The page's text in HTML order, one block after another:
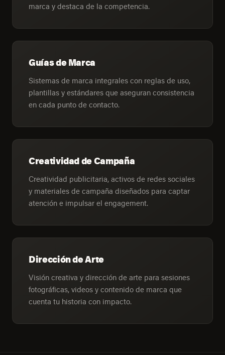
marca y destaca de la competencia.
Guías de Marca
Sistemas de marca integrales con reglas de uso,
plantillas y estándares que aseguran consistencia
en cada punto de contacto.
Creatividad de Campaña
Creatividad publicitaria, activos de redes sociales
y materiales de campaña diseñados para captar
atención e impulsar el engagement.
Dirección de Arte
Visión creativa y dirección de arte para sesiones
fotográficas, videos y contenido de marca que
cuenta tu historia con impacto.